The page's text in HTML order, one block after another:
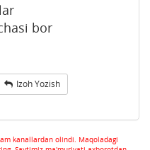
bor
Izoh Yozish
kanallardan olindi. Maqoladagi